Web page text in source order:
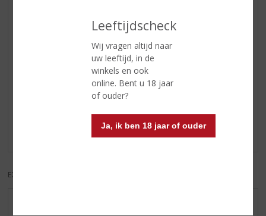
Leeftijdscheck
Wij vragen altijd naar
uw leeftijd, in de
winkels en ook
online. Bent u 18 jaar
of ouder?
Ja, ik ben 18 jaar of ouder
Rood
Schrijf een review
Er zijn nog geen reviews geplaatst voor dit product
EXCL. BTW